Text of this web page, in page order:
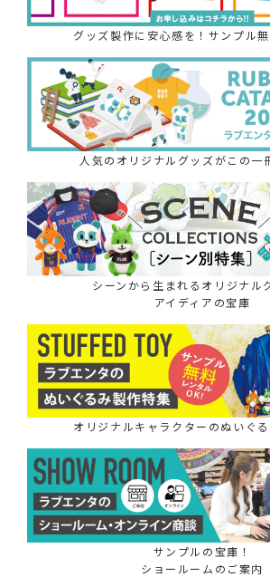
グッズ製作に安心感を！サンプル
人気のオリジナルグッズがこの一
シーンから生まれるオリジナル
アイディアの宝庫
オリジナルキャラクターのぬいぐる
サンプルの宝庫！
ショールームのご案内